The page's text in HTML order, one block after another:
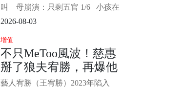
叫 母崩潰：只剩五官 1/6 小孩在
玩耍時大人千萬要注意周遭環境安
童和小朋友追逐打鬧，結果不慎跌
進滾燙油鍋，男童送醫後全身65%的
面積燒傷，媽媽看了崩潰喊「就像
被剝了皮的羔羊一樣」。
2026-08-03
增值
不只MeToo風波！慈惠
掰了狼夫宥勝，再爆他
長年惡習...
藝人宥勝（王宥勝）2023年陷入